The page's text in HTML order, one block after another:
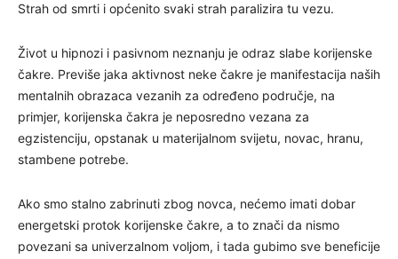
Strah od smrti i općenito svaki strah paralizira tu vezu.
Život u hipnozi i pasivnom neznanju je odraz slabe korijenske
čakre. Previše jaka aktivnost neke čakre je manifestacija naših
mentalnih obrazaca vezanih za određeno područje, na
primjer, korijenska čakra je neposredno vezana za
egzistenciju, opstanak u materijalnom svijetu, novac, hranu,
stambene potrebe.
Ako smo stalno zabrinuti zbog novca, nećemo imati dobar
energetski protok korijenske čakre, a to znači da nismo
povezani sa univerzalnom voljom, i tada gubimo sve beneficije